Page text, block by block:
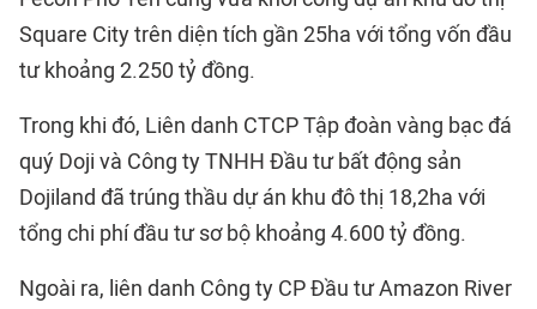
Square City trên diện tích gần 25ha với tổng vốn đầu
tư khoảng 2.250 tỷ đồng.
Trong khi đó, Liên danh CTCP Tập đoàn vàng bạc đá
quý Doji và Công ty TNHH Đầu tư bất động sản
Dojiland đã trúng thầu dự án khu đô thị 18,2ha với
tổng chi phí đầu tư sơ bộ khoảng 4.600 tỷ đồng.
Ngoài ra, liên danh Công ty CP Đầu tư Amazon River